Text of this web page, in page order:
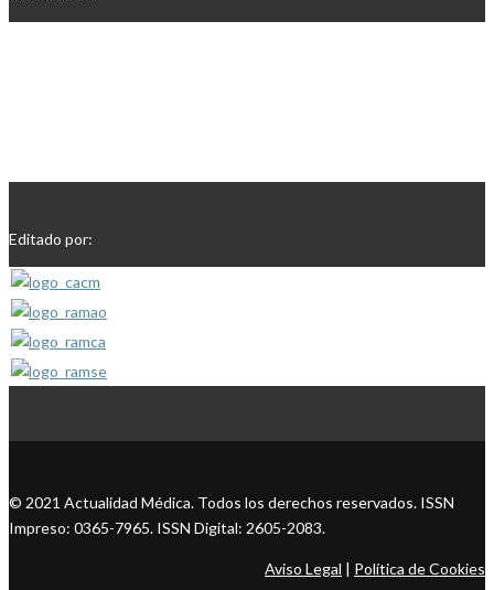
Editado por:
© 2021 Actualidad Médica. Todos los derechos reservados. ISSN
Impreso: 0365-7965. ISSN Digital: 2605-2083.
Aviso Legal | Política de Cookies